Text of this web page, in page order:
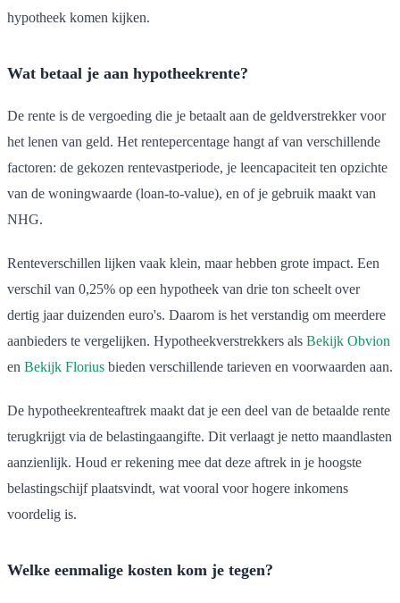
hypotheek komen kijken.
Wat betaal je aan hypotheekrente?
De rente is de vergoeding die je betaalt aan de geldverstrekker voor
het lenen van geld. Het rentepercentage hangt af van verschillende
factoren: de gekozen rentevastperiode, je leencapaciteit ten opzichte
van de woningwaarde (loan-to-value), en of je gebruik maakt van
NHG.
Renteverschillen lijken vaak klein, maar hebben grote impact. Een
verschil van 0,25% op een hypotheek van drie ton scheelt over
dertig jaar duizenden euro's. Daarom is het verstandig om meerdere
aanbieders te vergelijken. Hypotheekverstrekkers als Bekijk Obvion
en Bekijk Florius bieden verschillende tarieven en voorwaarden aan.
De hypotheekrenteaftrek maakt dat je een deel van de betaalde rente
terugkrijgt via de belastingaangifte. Dit verlaagt je netto maandlasten
aanzienlijk. Houd er rekening mee dat deze aftrek in je hoogste
belastingschijf plaatsvindt, wat vooral voor hogere inkomens
voordelig is.
Welke eenmalige kosten kom je tegen?